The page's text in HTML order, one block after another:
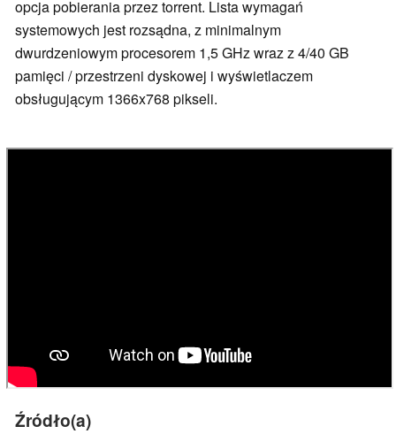
opcja pobierania przez torrent. Lista wymagań
systemowych jest rozsądna, z minimalnym
dwurdzeniowym procesorem 1,5 GHz wraz z 4/40 GB
pamięci / przestrzeni dyskowej i wyświetlaczem
obsługującym 1366x768 pikseli.
Źródło(a)